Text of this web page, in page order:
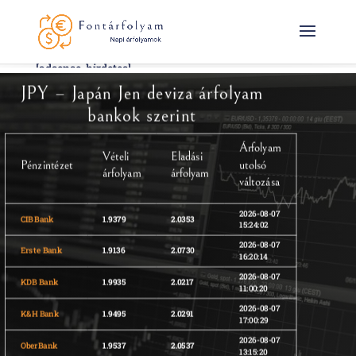
[adsense-hirdetes]
JPY – Japán Jen deviza árfolyam
bankok szerint
Pénzintézet
Vételi
árfolyam
Eladási
árfolyam
Árfolyam
utolsó
változása
CIB Bank 1.9379 2.0353
2026-08-07
15:24:02
Erste Bank 1.9136 2.0730 2026-08-07
16:20:14
KDB Bank 1.9935 2.0217
2026-08-07
11:00:20
K&H Bank 1.9495 2.0291 2026-08-07
17:00:29
OberBank 1.9537 2.0537 2026-08-07
13:15:20